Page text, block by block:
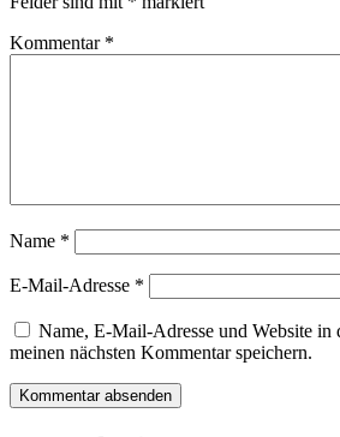
Kommentar *
Name *
E-Mail-Adresse *
Name, E-Mail-Adresse und Website in
meinen nächsten Kommentar speichern.